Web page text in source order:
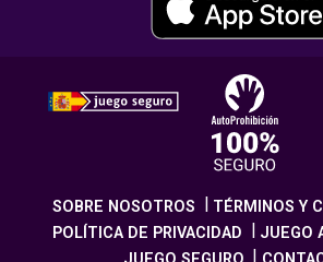
SOBRE NOSOTROS
TÉRMINOS Y
POLÍTICA DE PRIVACIDAD
JUEGO